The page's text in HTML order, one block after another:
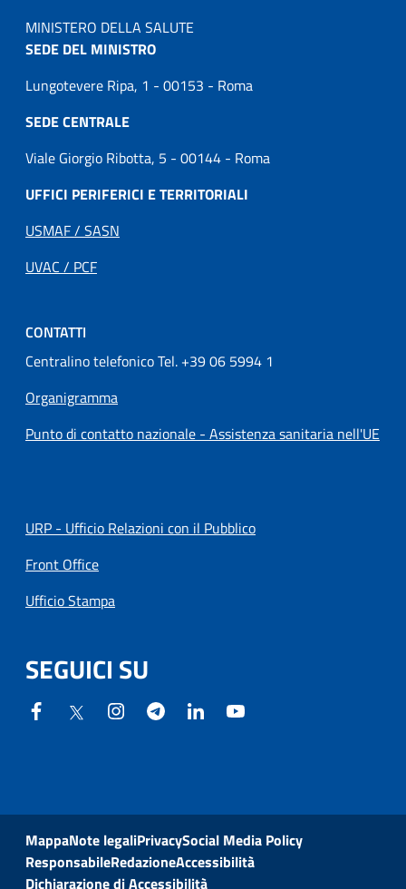
MINISTERO DELLA SALUTE
SEDE DEL MINISTRO
Lungotevere Ripa, 1 - 00153 - Roma
SEDE CENTRALE
Viale Giorgio Ribotta, 5 - 00144 - Roma
UFFICI PERIFERICI E TERRITORIALI
USMAF / SASN
UVAC / PCF
CONTATTI
Centralino telefonico Tel. +39 06 5994 1
Organigramma
Punto di contatto nazionale - Assistenza sanitaria nell'UE
URP - Ufficio Relazioni con il Pubblico
Front Office
Ufficio Stampa
SEGUICI SU
MappaNote legaliPrivacySocial Media Policy
ResponsabileRedazioneAccessibilità
Dichiarazione di Accessibilità